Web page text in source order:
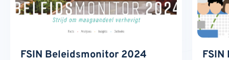
FSIN Beleidsmonitor 2024